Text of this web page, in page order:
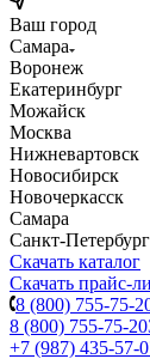
Ваш город
Самара
Воронеж
Екатеринбург
Можайск
Москва
Нижневартовск
Новосибирск
Новочеркасск
Самара
Санкт-Петербург
Скачать каталог
Скачать прайс-
8 (800) 755-75-
8 (800) 755-75-20
+7 (987) 435-57-